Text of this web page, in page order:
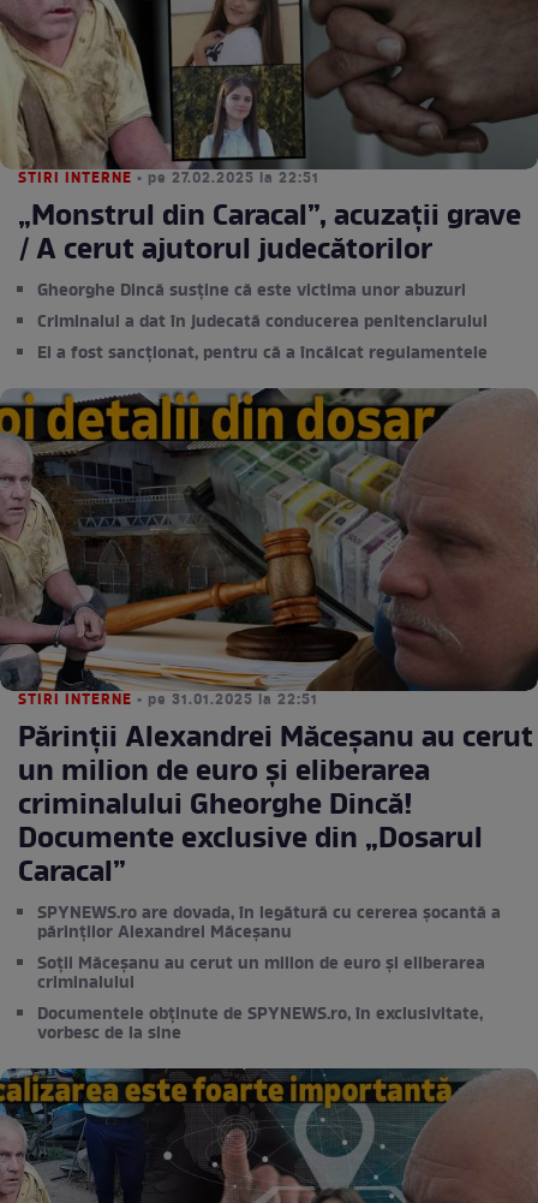
STIRI INTERNE • pe 27.02.2025 la 22:51
„Monstrul din Caracal”, acuzații grave
/ A cerut ajutorul judecătorilor
Gheorghe Dincă susține că este victima unor abuzuri
Criminalul a dat în judecată conducerea penitenciarului
El a fost sancționat, pentru că a încălcat regulamentele
STIRI INTERNE • pe 31.01.2025 la 22:51
Părinții Alexandrei Măceșanu au cerut
un milion de euro și eliberarea
criminalului Gheorghe Dincă!
Documente exclusive din „Dosarul
Caracal”
SPYNEWS.ro are dovada, în legătură cu cererea șocantă a
părinților Alexandrei Măceșanu
Soții Măceșanu au cerut un milion de euro și eliberarea
criminalului
Documentele obținute de SPYNEWS.ro, în exclusivitate,
vorbesc de la sine